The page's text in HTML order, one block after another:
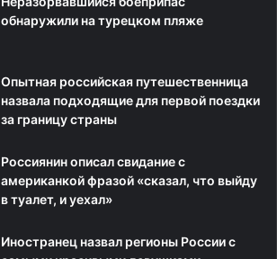
обнаружили на турецком пляже
Опытная российская путешественница
назвала подходящие для первой поездки
за границу страны
Россиянин описал свидание с
американкой фразой «сказал, что выйду
в туалет, и уехал»
Иностранец назвал регионы России с